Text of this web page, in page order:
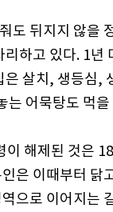
도 뒤지지 않을
하고 있다. 1
살치, 생등심,
는 어묵탕도 먹
해제된 것은
은 이때부터 닭
으로 이어지는